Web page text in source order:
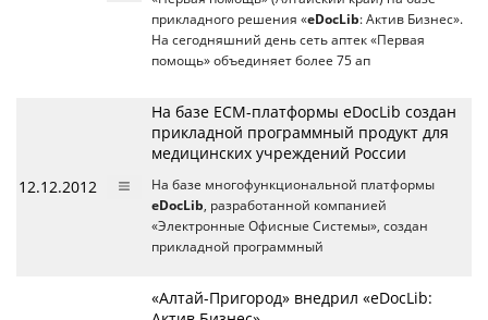
прикладного решения «eDocLib: Актив Бизнес».
На сегодняшний день сеть аптек «Первая
помощь» объединяет более 75 ап
12.12.2012
На базе ECM-платформы eDocLib создан
прикладной программный продукт для
медицинских учреждений России
На базе многофункциональной платформы
eDocLib, разработанной компанией
«Электронные Офисные Системы», создан
прикладной программный
«Алтай-Пригород» внедрил «eDocLib: